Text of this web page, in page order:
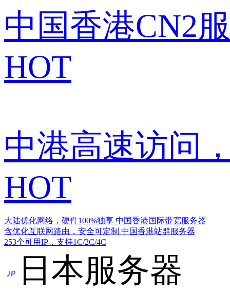
中国香港CN2
HOT
中港高速访问
HOT
大陆优化网络，硬件100%独享 中国香港国际带宽服务器
含优化互联网路由，安全可定制 中国香港站群服务器
253个可用IP，支持1C/2C/4C
日本服务器